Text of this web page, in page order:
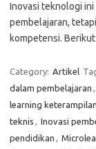
Inovasi teknologi
pembelajaran,
kompetensi.
Category: Artikel
dalam pembelajaran ,
learning
teknis , Inovasi
pendidikan ,